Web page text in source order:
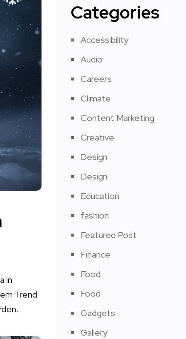
in
Trend
Categories
Accessibility
Audio
Careers
Climate
Content Marketing
Creative
Design
Design
Education
fashion
Featured Post
Finance
Food
Food
Gadgets
Gallery